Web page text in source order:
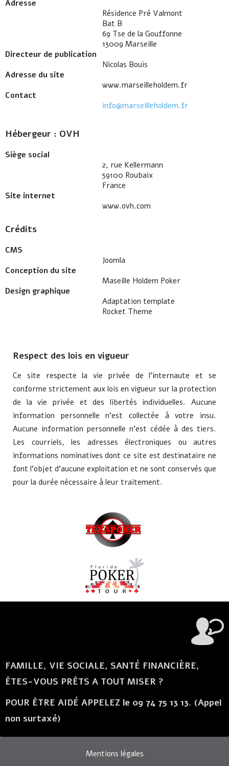
Adresse
Résidence Pré Valmont
Bat B
69 Tse de la Gouffonne
13009 Marseille
Directeur de publication
Nicolas Bouis
Adresse du site
www.marseilleholdem.fr
Contact
info@marseilleholdem.fr
Hébergeur : OVH
Siège social
2, rue Kellermann
59100 Roubaix
France
Site internet
www.ovh.com
Crédits
CMS
Joomla
Conception du site
Maseille Holdem Poker
Design graphique
Adaptation template
Rocket Theme
Respect des lois en vigueur
Ce site respecte la vie privée de l'internaute et se
conforme strictement aux lois en vigueur sur la protection
de la vie privée et des libertés individuelles. Aucune
information personnelle n'est collectée à votre insu.
Aucune information personnelle n'est cédée à des tiers.
Les courriels, les adresses électroniques ou autres
informations nominatives dont ce site est destinataire ne
font l'objet d'aucune exploitation et ne sont conservés que
pour la durée nécessaire à leur traitement.
FAMILLE, VIE SOCIALE, SANTÉ FINANCIÈRE,
ÊTES-VOUS PRÊTS A TOUT MISER ?
POUR ÊTRE AIDÉ APPELEZ le 09 74 75 13 13. (Appel
non surtaxé)
Mentions légales